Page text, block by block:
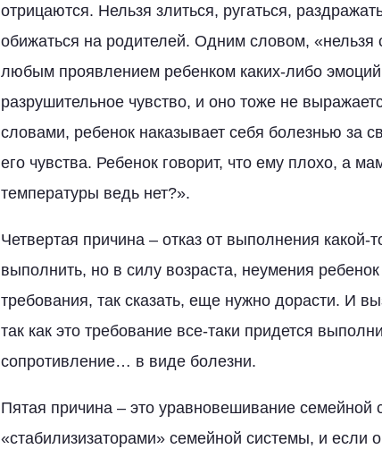
отрицаются. Нельзя злиться, ругаться,
обижаться на родителей. Одним словом, «нельзя
любым проявлением ребенком каких-либо эмоций
разрушительное чувство, и оно тоже не
словами, ребенок наказывает себя болезнью за
его чувства. Ребенок говорит, что ему плохо, а
температуры ведь нет?».
Четвертая причина – отказ от выполнения
выполнить, но в силу возраста, неумения
требования, так сказать, еще нужно дорасти. И
так как это требование все-таки придется
сопротивление… в виде болезни.
Пятая причина – это уравновешивание семейной
«стабилизизаторами» семейной системы, и если